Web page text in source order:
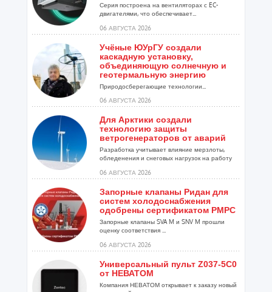
Серия построена на вентиляторах с EC-
двигателями, что обеспечивает...
06 АВГУСТА 2026
Учёные ЮУрГУ создали
каскадную установку,
объединяющую солнечную и
геотермальную энергию
Природосберегающие технологии...
06 АВГУСТА 2026
Для Арктики создали
технологию защиты
ветрогенераторов от аварий
Разработка учитывает влияние мерзлоты,
обледенения и снеговых нагрузок на работу
06 АВГУСТА 2026
Запорные клапаны Ридан для
систем холодоснабжения
одобрены сертификатом РМРС
Запорные клапаны SVA M и SNV M прошли
оценку соответствия ...
06 АВГУСТА 2026
Универсальный пульт Z037-5C0
от НЕВАТОМ
Компания НЕВАТОМ открывает к заказу новый